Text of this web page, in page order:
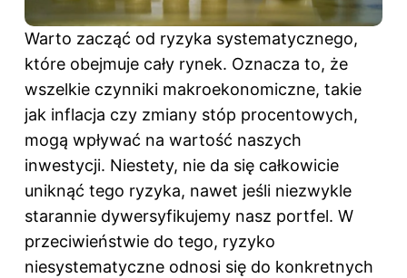
Warto zacząć od ryzyka systematycznego,
które obejmuje cały rynek. Oznacza to, że
wszelkie czynniki makroekonomiczne, takie
jak inflacja czy zmiany stóp procentowych,
mogą wpływać na wartość naszych
inwestycji. Niestety, nie da się całkowicie
uniknąć tego ryzyka, nawet jeśli niezwykle
starannie dywersyfikujemy nasz portfel. W
przeciwieństwie do tego, ryzyko
niesystematyczne odnosi się do konkretnych